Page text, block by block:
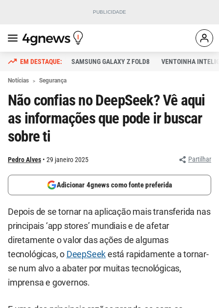
SAMSUNG GALAXY Z FOLD8 VENTOINHA
Notícias Segurança
Não confias no DeepSeek? Vê aqui
as informações que pode ir buscar
sobre ti
Pedro Alves 29 janeiro 2025 Partilhar
Adicionar 4gnews como fonte preferida
Depois de se tornar na aplicação mais transferida nas
principais ‘app stores’ mundiais e de afetar
diretamente o valor das ações de algumas
tecnológicas, o DeepSeek está rapidamente a tornar-
se num alvo a abater por muitas tecnológicas,
imprensa e governos.